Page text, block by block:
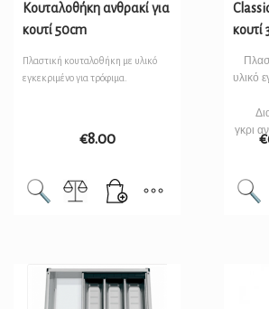
Κουταλοθήκη ανθρακί για
κουτί 50cm
Πλαστική κουταλοθήκη με υλικό
εγκεκριμένο για τρόφιμα.
€8.00
κουτί
υλικό
γκρι
€